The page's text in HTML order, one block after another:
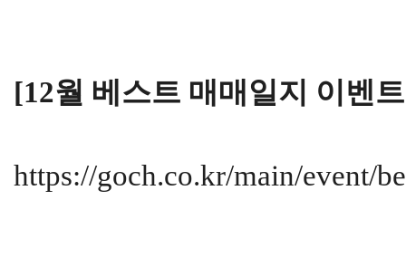
[12월 베스트 매매일지 이벤
https://goch.co.kr/main/event/